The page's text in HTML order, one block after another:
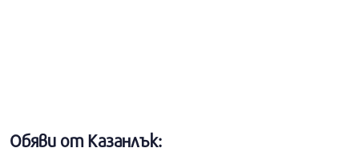
Обяви от Казанлък: